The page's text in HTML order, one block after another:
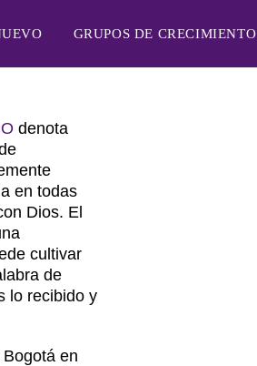
GRUPOS DE CRECIMIENTO
denota
en todas
Dios. El
cultivar
de
lo recibido y
en